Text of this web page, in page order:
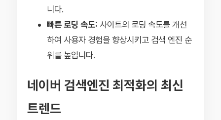
니다.
빠른 로딩 속도: 사이트의 로딩 속도를 개선
하여 사용자 경험을 향상시키고 검색 엔진 순
위를 높입니다.
네이버 검색엔진 최적화의 최신
트렌드